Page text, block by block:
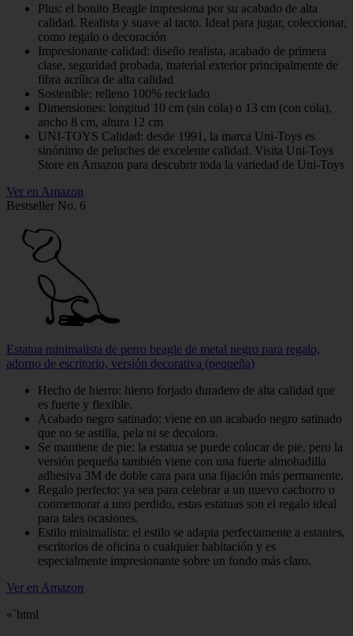
Plus: el bonito Beagle impresiona por su acabado de alta
calidad. Realista y suave al tacto. Ideal para jugar, coleccionar,
como regalo o decoración
Impresionante calidad: diseño realista, acabado de primera
clase, seguridad probada, material exterior principalmente de
fibra acrílica de alta calidad
Sostenible: relleno 100% reciclado
Dimensiones: longitud 10 cm (sin cola) o 13 cm (con cola),
ancho 8 cm, altura 12 cm
UNI-TOYS Calidad: desde 1991, la marca Uni-Toys es
sinónimo de peluches de excelente calidad. Visita Uni-Toys
Store en Amazon para descubrir toda la variedad de Uni-Toys
Ver en Amazon
Bestseller No. 6
Estatua minimalista de perro beagle de metal negro para regalo,
adorno de escritorio, versión decorativa (pequeña)
Hecho de hierro: hierro forjado duradero de alta calidad que
es fuerte y flexible.
Acabado negro satinado: viene en un acabado negro satinado
que no se astilla, pela ni se decolora.
Se mantiene de pie: la estatua se puede colocar de pie, pero la
versión pequeña también viene con una fuerte almohadilla
adhesiva 3M de doble cara para una fijación más permanente.
Regalo perfecto: ya sea para celebrar a un nuevo cachorro o
conmemorar a uno perdido, estas estatuas son el regalo ideal
para tales ocasiones.
Estilo minimalista: el estilo se adapta perfectamente a estantes,
escritorios de oficina o cualquier habitación y es
especialmente impresionante sobre un fondo más claro.
Ver en Amazon
«`html